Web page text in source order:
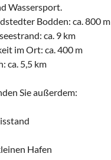
Wassersport.
Bodden: ca. 800 m
ca. 9 km
im Ort: ca. 400 m
ca. 5,5 km
Sie außerdem:
Hafen